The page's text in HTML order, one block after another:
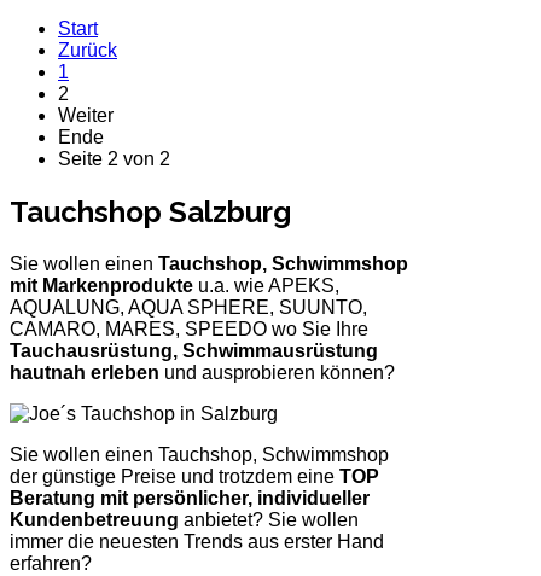
Start
Zurück
1
2
Weiter
Ende
Seite 2 von 2
Tauchshop Salzburg
Sie wollen einen Tauchshop, Schwimmshop
mit Markenprodukte u.a. wie APEKS,
AQUALUNG, AQUA SPHERE, SUUNTO,
CAMARO, MARES, SPEEDO wo Sie Ihre
Tauchausrüstung, Schwimmausrüstung
hautnah erleben und ausprobieren können?
Sie wollen einen Tauchshop, Schwimmshop
der günstige Preise und trotzdem eine TOP
Beratung mit persönlicher, individueller
Kundenbetreuung anbietet? Sie wollen
immer die neuesten Trends aus erster Hand
erfahren?